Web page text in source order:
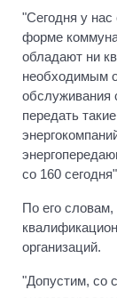
"Сегодня у нас
форме
обладают ни
необходимым
обслуживания
передать
со 160
По его словам,
организаций.
"Допустим, со